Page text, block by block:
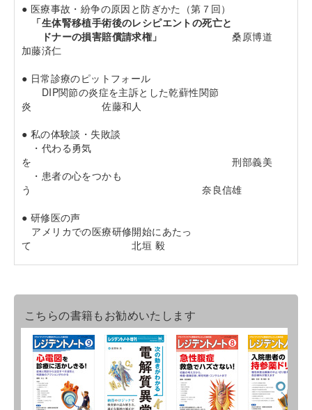
● 医療事故・紛争の原因と防ぎかた（第７回）
「生体腎移植手術後のレシピエントの死亡と
ドナーの損害賠償請求権」
桑原博道
加藤済仁
● 日常診療のピットフォール
DIP関節の炎症を主訴とした乾蘚性関節
炎 佐藤和人
● 私の体験談・失敗談
・代わる勇気
を 刑部義美
・患者の心をつかも
う 奈良信雄
● 研修医の声
アメリカでの医療研修開始にあたっ
て 北垣 毅
こちらの書籍もお勧めいたします